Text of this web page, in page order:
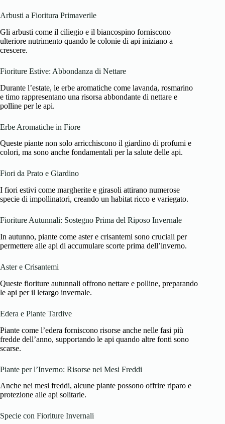
Arbusti a Fioritura Primaverile
Gli arbusti come il ciliegio e il biancospino forniscono
ulteriore nutrimento quando le colonie di api iniziano a
crescere.
Fioriture Estive: Abbondanza di Nettare
Durante l’estate, le erbe aromatiche come lavanda, rosmarino
e timo rappresentano una risorsa abbondante di nettare e
polline per le api.
Erbe Aromatiche in Fiore
Queste piante non solo arricchiscono il giardino di profumi e
colori, ma sono anche fondamentali per la salute delle api.
Fiori da Prato e Giardino
I fiori estivi come margherite e girasoli attirano numerose
specie di impollinatori, creando un habitat ricco e variegato.
Fioriture Autunnali: Sostegno Prima del Riposo Invernale
In autunno, piante come aster e crisantemi sono cruciali per
permettere alle api di accumulare scorte prima dell’inverno.
Aster e Crisantemi
Queste fioriture autunnali offrono nettare e polline, preparando
le api per il letargo invernale.
Edera e Piante Tardive
Piante come l’edera forniscono risorse anche nelle fasi più
fredde dell’anno, supportando le api quando altre fonti sono
scarse.
Piante per l’Inverno: Risorse nei Mesi Freddi
Anche nei mesi freddi, alcune piante possono offrire riparo e
protezione alle api solitarie.
Specie con Fioriture Invernali